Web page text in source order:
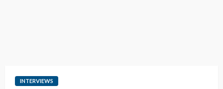
INTERVIEWS